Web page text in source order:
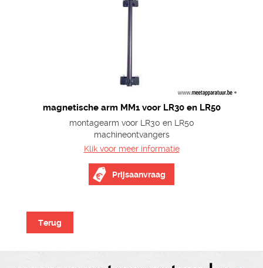
magnetische arm MM1 voor LR30 en LR50
montagearm voor LR30 en LR50
machineontvangers
Klik voor meer informatie
Prijsaanvraag
Terug